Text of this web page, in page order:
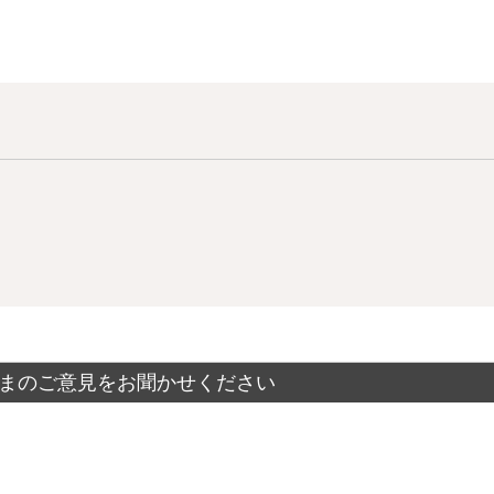
のご意見をお聞かせください